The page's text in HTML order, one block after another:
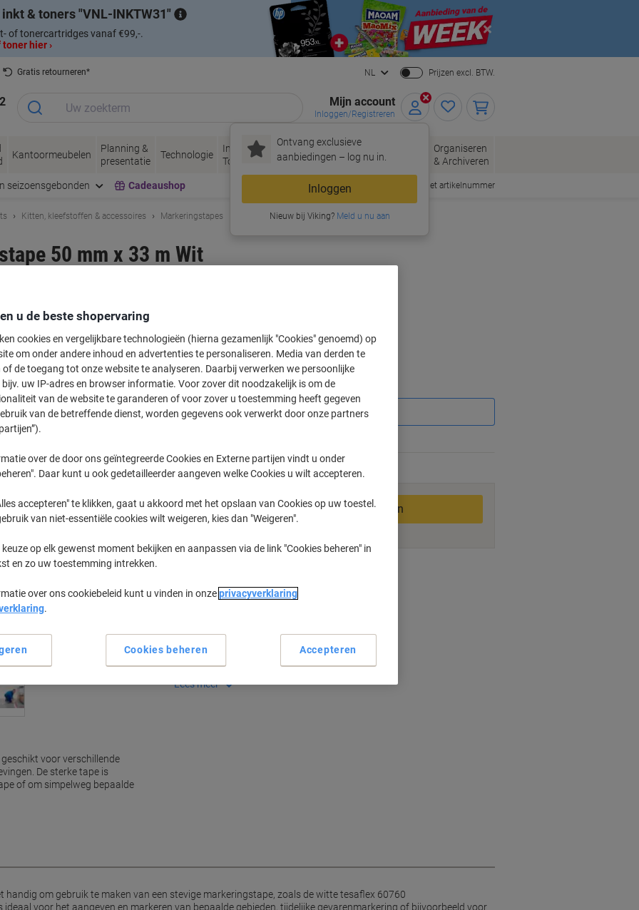
inkt & toners VNL-INKTW31
of tonercartridges vanaf €99,-.
hier ›
Close
Gratis retourneren*
NL Prijzen excl. BTW.
Mijn account
Inloggen/Registreren
Ontvang exclusieve
aanbiedingen – log nu in.
Inloggen
Nieuw bij Viking?Meld u nu aan
Kantoormeubelen
Planning &
presentatie
Technologie
Inkt &
Toner
Papier, Enveloppen
& Verpakken
Kantoorartikelen
Organiseren
& Archiveren
seizoensgebonden Cadeaushop Snel bestellen met artikelnummer
Kitten, kleefstoffen & accessoires Markeringstapes
50 mm x 33 m Wit
voor verschillende
De sterke tape is
of om simpelweg bepaalde
14,89 €
Vanaf 6 Stuks
18,02 € Incl. btw
Aantal Excl. btw
1-5Stuks 15,89 €
Momenteel op voorraad Levertijd 2-3 werkdagen
Aantal
In winkelwagen
Belangrijkste specificaties
Goede hechting op diverse oppervlakken
Ideaal voor tijdelijke markeringen
Makkelijk met de hand af te scheuren
Lees meer
handig om gebruik te maken van een stevige markeringstape, zoals de witte tesaflex 60760
voor het aangeven en markeren van bepaalde gebieden, tijdelijke gevarenmarkering of bijvoorbeeld voor
u de beste shopervaring
cookies en vergelijkbare technologieën (hierna gezamenlijk "Cookies" genoemd) op
om onder andere inhoud en advertenties te personaliseren. Media van derden te
of de toegang tot onze website te analyseren. Daarbij verwerken we persoonlijke
bijv. uw IP-adres en browser informatie. Voor zover dit noodzakelijk is om de
van de website te garanderen of voor zover u toestemming heeft gegeven
van de betreffende dienst, worden gegevens ook verwerkt door onze partners
over de door ons geïntegreerde Cookies en Externe partijen vindt u onder
Daar kunt u ook gedetailleerder aangeven welke Cookies u wilt accepteren.
accepteren" te klikken, gaat u akkoord met het opslaan van Cookies op uw toestel.
van niet-essentiële cookies wilt weigeren, kies dan "Weigeren".
op elk gewenst moment bekijken en aanpassen via de link "Cookies beheren" in
en zo uw toestemming intrekken.
over ons cookiebeleid kunt u vinden in onzeprivacyverklaring
.
Cookies beheren Accepteren